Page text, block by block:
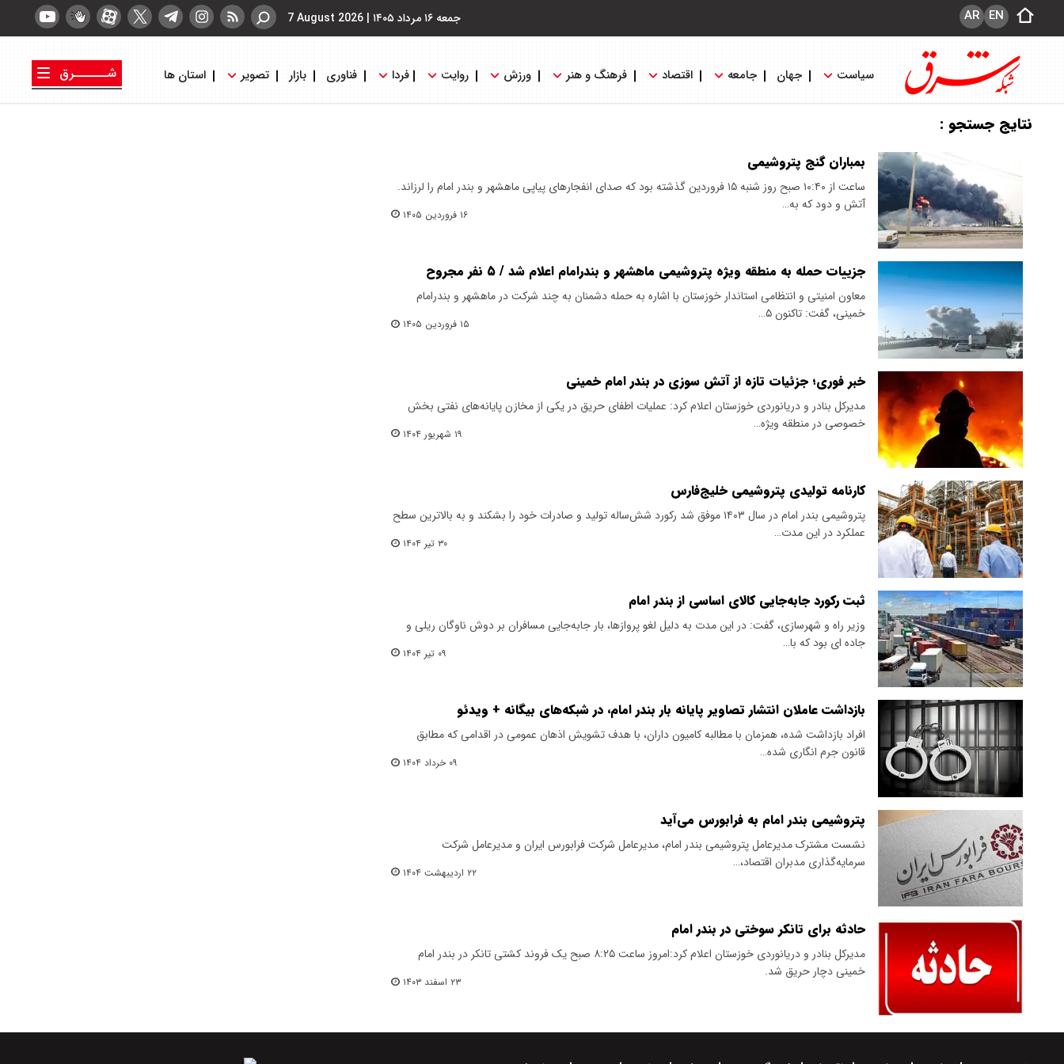
جمعه ۱۶ مرداد ۱۴۰۵ |
7 August 2026 EN
AR
سیاست جهان جامعه اقتصاد فرهنگ و هنر ورزش روایت فردا فناوری بازار تصویر استان ها
شــــــرق
نتایج جستجو :
بمباران گنج پتروشیمی
ساعت از ۱۰:۴۰ ‌صبح روز شنبه ۱۵ فروردین گذشته بود که صدای انفجارهای پیاپی ماهشهر و بندر امام را لرزاند.
آتش و دود که به…
۱۶ فروردین ۱۴۰۵
جزییات حمله به منطقه ویژه پتروشیمی ماهشهر و بندرامام اعلام شد / ۵ نفر مجروح
معاون امنیتی و انتظامی استاندار خوزستان با اشاره به حمله دشمنان به چند شرکت در ماهشهر و بندرامام
خمینی، گفت: تاکنون ۵…
۱۵ فروردین ۱۴۰۵
خبر فوری؛ جزئیات تازه از آتش سوزی در بندر امام خمینی
مدیرکل بنادر و دریانوردی خوزستان اعلام کرد: عملیات اطفای حریق در یکی از مخازن پایانه‌های نفتی بخش
خصوصی در منطقه ویژه…
۱۹ شهریور ۱۴۰۴
کارنامه تولیدی پتروشیمی خلیج‌فارس
پتروشیمی بندر امام در سال ۱۴۰۳ موفق شد رکورد شش‌ساله تولید و صادرات خود را بشکند و به بالاترین سطح
عملکرد در این مدت…
۳۰ تیر ۱۴۰۴
ثبت رکورد جابه‌جایی کالای اساسی از بندر امام
وزیر راه و شهرسازی، گفت: در این مدت به دلیل لغو پروازها، بار جابه‌جایی مسافران بر دوش ناوگان ریلی و
جاده ای بود که با…
۰۹ تیر ۱۴۰۴
بازداشت عاملان انتشار تصاویر پایانه بار بندر امام، در شبکه‌های بیگانه + ویدئو
افراد بازداشت شده، همزمان با مطالبه کامیون‌ داران، با هدف تشویش اذهان عمومی در اقدامی که مطابق
قانون جرم انگاری شده…
۰۹ خرداد ۱۴۰۴
پتروشیمی بندر امام به فرابورس می‌آید
نشست مشترک مدیرعامل پتروشیمی بندر امام، مدیرعامل شرکت فرابورس ایران و مدیرعامل شرکت
سرمایه‌گذاری مدبران اقتصاد،…
۲۲ اردیبهشت ۱۴۰۴
حادثه برای تانکر سوختی در بندر امام
مدیرکل بنادر و دریانوردی خوزستان اعلام کرد:امروز ساعت ۸:۲۵ صبح یک فروند کشتی تانکر در بندر امام
خمینی دچار حریق شد.
۲۳ اسفند ۱۴۰۳